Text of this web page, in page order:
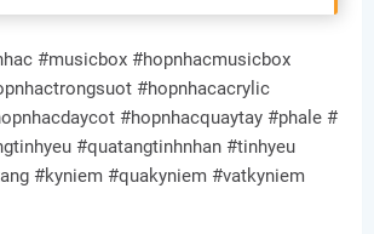
#musicbox #hopnhacmusicbox
#hopnhacacrylic
#hopnhacquaytay #phale #
#quatangtinhnhan #tinhyeu
#kyniem #quakyniem #vatkyniem